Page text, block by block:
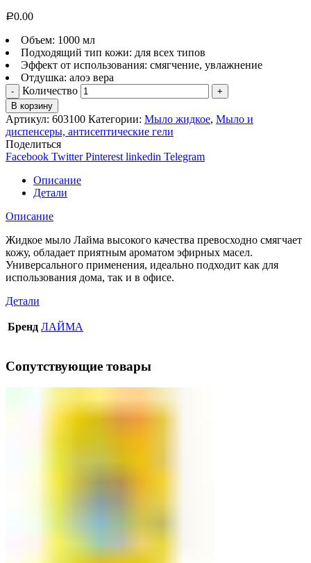
Р0.00
Объем: 1000 мл
Подходящий тип кожи: для всех типов
Эффект от использования: смягчение, увлажнение
Отдушка: алоэ вера
Количество
В корзину
Артикул: 603100 Категории: Мыло жидкое, Мыло и
диспенсеры, антисептические гели
Поделиться
Facebook Twitter Pinterest linkedin Telegram
Описание
Детали
Описание
Жидкое мыло Лайма высокого качества превосходно смягчает
кожу, обладает приятным ароматом эфирных масел.
Универсального применения, идеально подходит как для
использования дома, так и в офисе.
Детали
Бренд ЛАЙМА
Сопутствующие товары